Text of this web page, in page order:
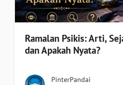
Ramalan Psikis: Arti,
dan Apakah Nyata?
PinterPandai